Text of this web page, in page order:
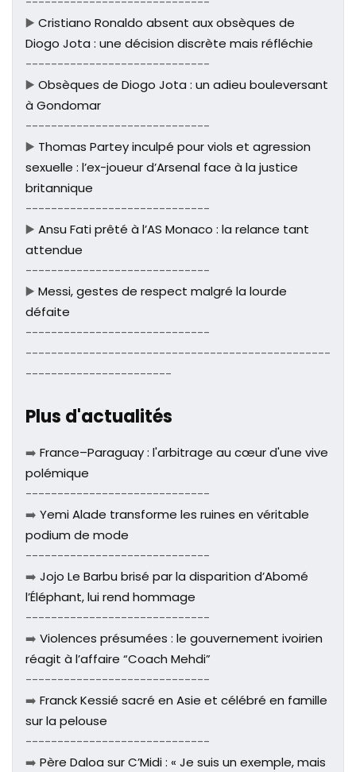
▶️ Cristiano Ronaldo absent aux obsèques de
Diogo Jota : une décision discrète mais réfléchie
-----------------------------
▶️ Obsèques de Diogo Jota : un adieu bouleversant
à Gondomar
-----------------------------
▶️ Thomas Partey inculpé pour viols et agression
sexuelle : l’ex-joueur d’Arsenal face à la justice
britannique
-----------------------------
▶️ Ansu Fati prêté à l’AS Monaco : la relance tant
attendue
-----------------------------
▶️ Messi, gestes de respect malgré la lourde
défaite
-----------------------------
------------------------------------------------
-----------------------
Plus d'actualités
➡️ France–Paraguay : l'arbitrage au cœur d'une vive
polémique
-----------------------------
➡️ Yemi Alade transforme les ruines en véritable
podium de mode
-----------------------------
➡️ Jojo Le Barbu brisé par la disparition d’Abomé
l’Éléphant, lui rend hommage
-----------------------------
➡️ Violences présumées : le gouvernement ivoirien
réagit à l’affaire “Coach Mehdi”
-----------------------------
➡️ Franck Kessié sacré en Asie et célébré en famille
sur la pelouse
-----------------------------
➡️ Père Daloa sur C’Midi : « Je suis un exemple, mais